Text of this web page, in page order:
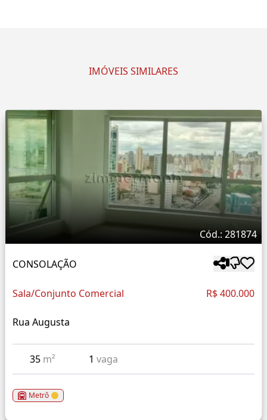
IMÓVEIS SIMILARES
Cód.: 281874
CONSOLAÇÃO
Sala/Conjunto Comercial R$ 400.000
Rua Augusta
35 m² 1 vaga
Metrô